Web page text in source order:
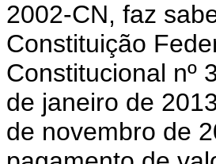
2002-CN, faz
Constituição
Constitucional nº
de janeiro de
de novembro de